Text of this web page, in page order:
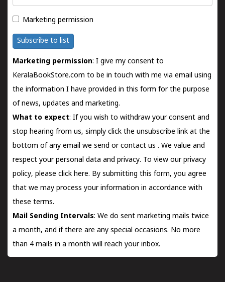
Marketing permission
Subscribe to list
Marketing permission: I give my consent to
KeralaBookStore.com to be in touch with me via email using
the information I have provided in this form for the purpose
of news, updates and marketing.
What to expect: If you wish to withdraw your consent and
stop hearing from us, simply click the unsubscribe link at the
bottom of any email we send orcontact us . We value and
respect your personal data and privacy. To view our privacy
policy, please click here. By submitting this form, you agree
that we may process your information in accordance with
these terms.
Mail Sending Intervals: We do sent marketing mails twice
a month, and if there are any special occasions. No more
than 4 mails in a month will reach your inbox.